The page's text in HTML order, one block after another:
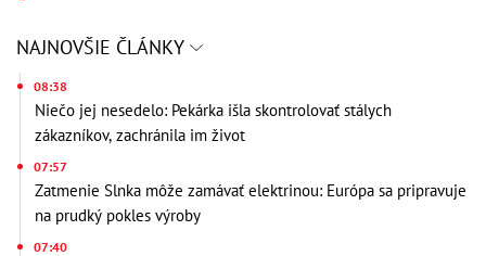
NAJNOVŠIE ČLÁNKY
08:38
Niečo jej nesedelo: Pekárka išla skontrolovať stálych
zákazníkov, zachránila im život
07:57
Zatmenie Slnka môže zamávať elektrinou: Európa sa pripravuje
na prudký pokles výroby
07:40